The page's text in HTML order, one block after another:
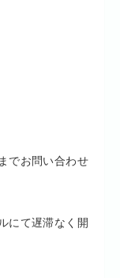
でお問い合わせ
にて遅滞なく開